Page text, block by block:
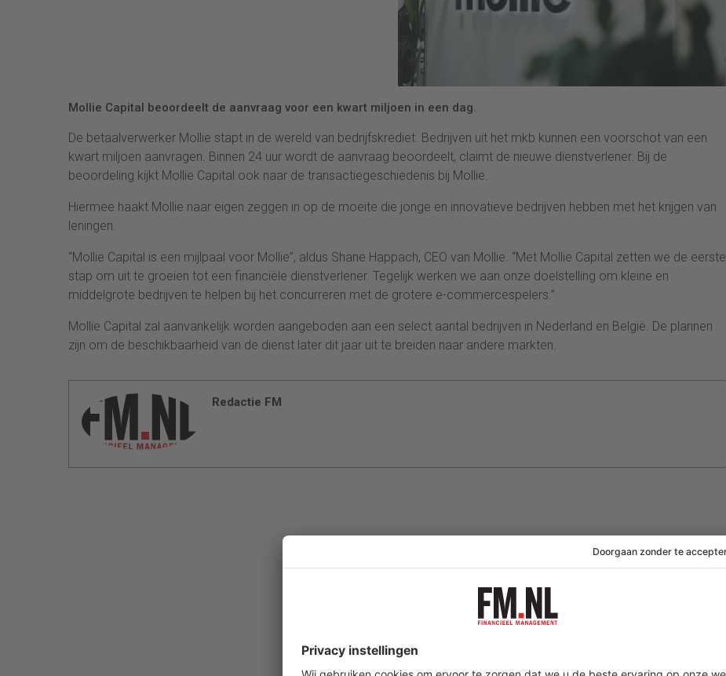
Mollie Capital beoordeelt de aanvraag voor een kwart miljoen in een dag.
De betaalverwerker Mollie stapt in de wereld van bedrijfskrediet. Bedrijven uit het mkb kunnen een voorschot van een
kwart miljoen aanvragen. Binnen 24 uur wordt de aanvraag beoordeelt, claimt de nieuwe dienstverlener. Bij de
beoordeling kijkt Mollie Capital ook naar de transactiegeschiedenis bij Mollie.
Hiermee haakt Mollie naar eigen zeggen in op de moeite die jonge en innovatieve bedrijven hebben met het krijgen van
leningen.
“Mollie Capital is een mijlpaal voor Mollie”, aldus Shane Happach, CEO van Mollie. “Met Mollie Capital zetten we de eerste
stap om uit te groeien tot een financiële dienstverlener. Tegelijk werken we aan onze doelstelling om kleine en
middelgrote bedrijven te helpen bij het concurreren met de grotere e-commercespelers.”
Mollie Capital zal aanvankelijk worden aangeboden aan een select aantal bedrijven in Nederland en België. De plannen
zijn om de beschikbaarheid van de dienst later dit jaar uit te breiden naar andere markten.
Redactie FM